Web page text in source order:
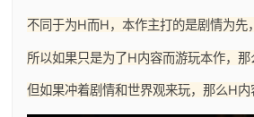
不同于为H而H，本作主打的是剧情为先
所以如果只是为了H内容而游玩本作，
但如果冲着剧情和世界观来玩，那么H